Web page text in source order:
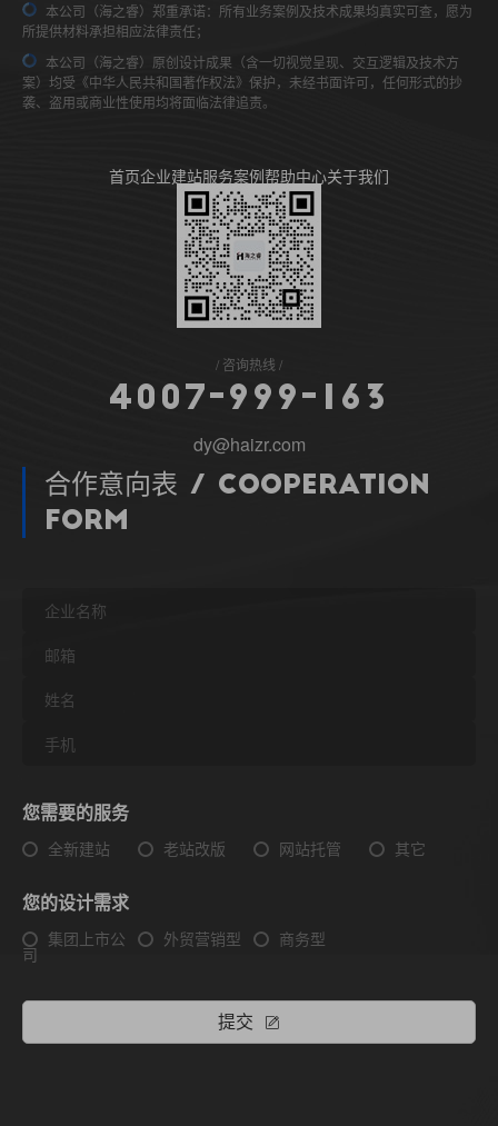
本公司（海之睿）郑重承诺：所有业务案例及技术成果均真实可查，愿为
所提供材料承担相应法律责任；
本公司（海之睿）原创设计成果（含一切视觉呈现、交互逻辑及技术方
案）均受《中华人民共和国著作权法》保护，未经书面许可，任何形式的抄
袭、盗用或商业性使用均将面临法律追责。
首页企业建站服务案例帮助中心关于我们
咨询热线
4 0 0 7- 9 9 9 - 6 3
dy@haizr.com
合作意向表 / Cooperation
Form
您需要的服务
全新建站 老站改版 网站托管 其它
您的设计需求
集团上市公
司
外贸营销型 商务型
提交